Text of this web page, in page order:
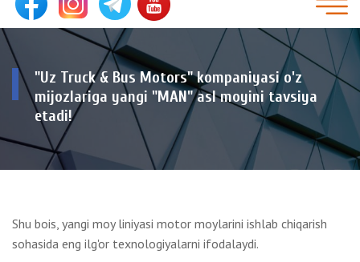
"Uz Truck & Bus Motors" kompaniyasi o'z
mijozlariga yangi "MAN" asl moyini tavsiya
etadi!
Shu bois, yangi moy liniyasi motor moylarini ishlab chiqarish
sohasida eng ilg'or texnologiyalarni ifodalaydi.